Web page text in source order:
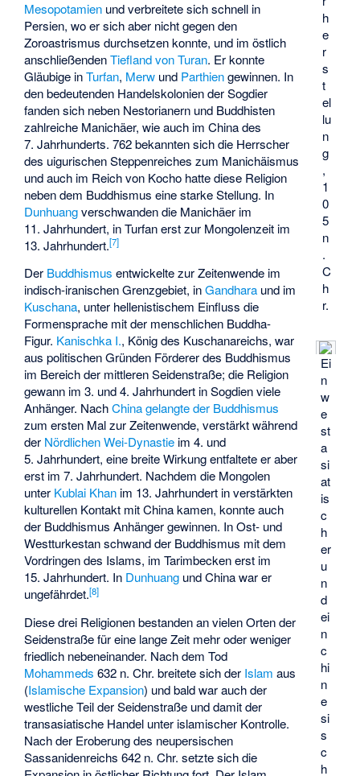
h
e
r
s
t
el
lu
n
g
,
1
0
5
n
.
C
h
r.
Ei
n
w
e
st
a
si
at
is
c
h
er
u
n
d
ei
n
c
hi
n
e
si
s
c
h
Mesopotamien und verbreitete sich schnell in
Persien, wo er sich aber nicht gegen den
Zoroastrismus durchsetzen konnte, und im östlich
anschließendenTiefland von Turan. Er konnte
Gläubige inTurfan, Merw und Parthiengewinnen. In
den bedeutenden Handelskolonien der Sogdier
fanden sich neben Nestorianern und Buddhisten
zahlreiche Manichäer, wie auch im China des
7. Jahrhunderts. 762 bekannten sich die Herrscher
des uigurischen Steppenreiches zum Manichäismus
und auch im Reich von Kocho hatte diese Religion
neben dem Buddhismus eine starke Stellung. In
Dunhuangverschwanden die Manichäer im
11. Jahrhundert, in Turfan erst zur Mongolenzeit im
13. Jahrhundert.[7]
Der Buddhismus entwickelte zur Zeitenwende im
indisch-iranischen Grenzgebiet, inGandhara und im
Kuschana, unter hellenistischem Einfluss die
Formensprache mit der menschlichen Buddha-
Figur. Kanischka I., König des Kuschanareichs, war
aus politischen Gründen Förderer des Buddhismus
im Bereich der mittleren Seidenstraße; die Religion
gewann im 3. und 4. Jahrhundert in Sogdien viele
Anhänger. NachChina gelangte der Buddhismus
zum ersten Mal zur Zeitenwende, verstärkt während
der Nördlichen Wei-Dynastie im 4. und
5. Jahrhundert, eine breite Wirkung entfaltete er aber
erst im 7. Jahrhundert. Nachdem die Mongolen
unter Kublai Khan im 13. Jahrhundert in verstärkten
kulturellen Kontakt mit China kamen, konnte auch
der Buddhismus Anhänger gewinnen. In Ost- und
Westturkestan schwand der Buddhismus mit dem
Vordringen des Islams, im Tarimbecken erst im
15. Jahrhundert. In Dunhuang und China war er
ungefährdet.[8]
Diese drei Religionen bestanden an vielen Orten der
Seidenstraße für eine lange Zeit mehr oder weniger
friedlich nebeneinander. Nach dem Tod
Mohammeds 632 n. Chr. breitete sich der Islam aus
(Islamische Expansion) und bald war auch der
westliche Teil der Seidenstraße und damit der
transasiatische Handel unter islamischer Kontrolle.
Nach der Eroberung des neupersischen
Sassanidenreichs 642 n. Chr. setzte sich die